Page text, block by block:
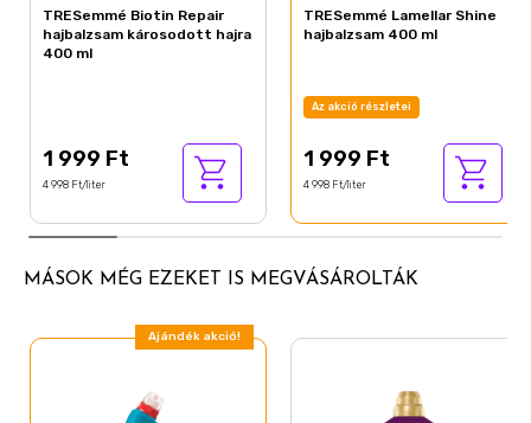
TRESemmé Biotin Repair
hajbalzsam károsodott hajra
400 ml
1 999 Ft
4 998 Ft/liter
TRESemmé Lamellar Shine
hajbalzsam 400 ml
Az akció részletei
1 999 Ft
4 998 Ft/liter
MÁSOK MÉG EZEKET IS MEGVÁSÁROLTÁK
Ajándék akció!